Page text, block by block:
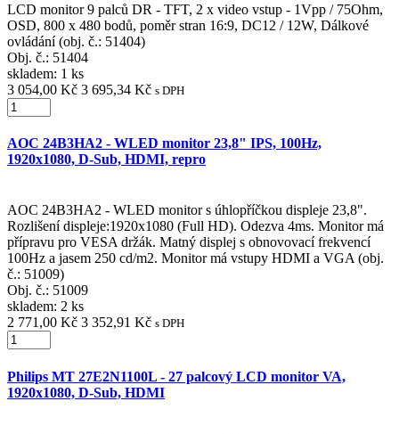
LCD monitor 9 palců DR - TFT, 2 x video vstup - 1Vpp / 75Ohm,
OSD, 800 x 480 bodů, poměr stran 16:9, DC12 / 12W, Dálkové
ovládání (obj. č.: 51404)
Obj. č.: 51404
skladem: 1 ks
3 054,00 Kč 3 695,34 Kč s DPH
AOC 24B3HA2 - WLED monitor 23,8" IPS, 100Hz,
1920x1080, D-Sub, HDMI, repro
AOC 24B3HA2 - WLED monitor s úhlopříčkou displeje 23,8".
Rozlišení displeje:1920x1080 (Full HD). Odezva 4ms. Monitor má
přípravu pro VESA držák. Matný displej s obnovovací frekvencí
100Hz a jasem 250 cd/m2. Monitor má vstupy HDMI a VGA (obj.
č.: 51009)
Obj. č.: 51009
skladem: 2 ks
2 771,00 Kč 3 352,91 Kč s DPH
Philips MT 27E2N1100L - 27 palcový LCD monitor VA,
1920x1080, D-Sub, HDMI